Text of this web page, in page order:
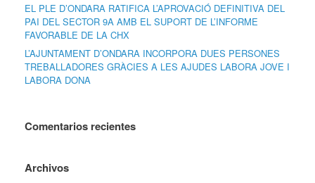
EL PLE D’ONDARA RATIFICA L’APROVACIÓ DEFINITIVA DEL
PAI DEL SECTOR 9A AMB EL SUPORT DE L’INFORME
FAVORABLE DE LA CHX
L’AJUNTAMENT D’ONDARA INCORPORA DUES PERSONES
TREBALLADORES GRÀCIES A LES AJUDES LABORA JOVE I
LABORA DONA
Comentarios recientes
Archivos